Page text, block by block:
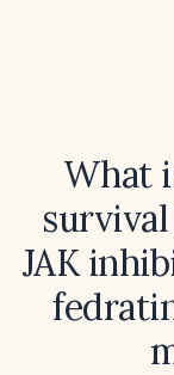
What
JAK